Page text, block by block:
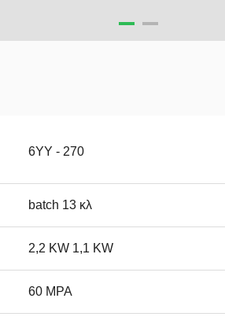
6YY - 270
batch 13 κλ
2,2 KW 1,1 KW
60 MPA